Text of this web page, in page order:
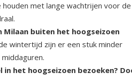
met lange wachtrijen voor de
Milaan buiten het hoogseizoen
wintertijd zijn er een stuk minder
in het hoogseizoen bezoeken?